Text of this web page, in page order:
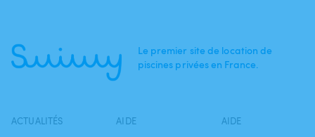
Le premier site de location de
piscines privées en France.
ACTUALITÉS AIDE AIDE